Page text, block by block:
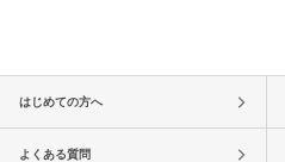
はじめての方へ
よくある質問